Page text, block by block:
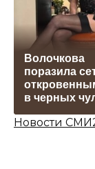
Волочкова
поразила
в черных
Новости